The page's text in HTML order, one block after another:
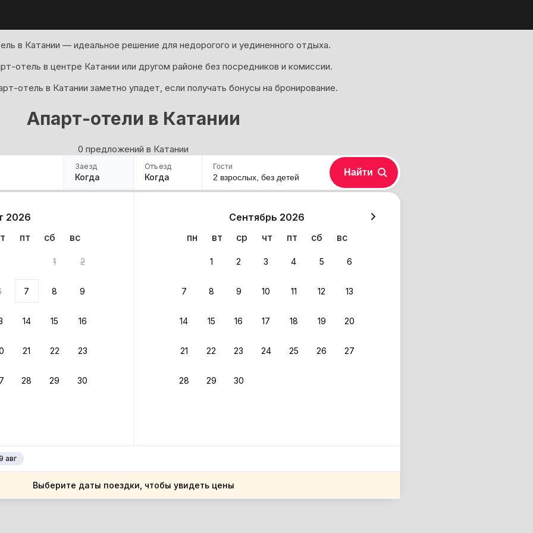
в Катании — идеальное решение для недорогого и уединенного отдыха.
отель в центре Катании или другом районе без посредников и комиссии.
отель в Катании заметно упадет, если получать бонусы на бронирование.
Апарт-отели в Катании
0 предложений в Катании
Заезд
Когда
Отъезд
Когда
2026
пт сб вс
1 2
7 8 9
14 15 16
21 22 23
28 29 30
Сентябрь 2026
пн
вт ср чт пт сб вс
1 2 3 4 5 6
7 8 9 10 11 12 13
14 15 16 17 18 19 20
21 22 23 24 25 26 27
28 29 30
авг
Выберите даты поездки, чтобы увидеть цены
Гости
2 взрослых, без детей Найти
вариант из результатов поиска не соответствует заданным фильтрам.